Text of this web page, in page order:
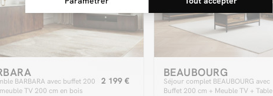
BARBARA avec buffet 200
TV 200 cm en bois
2 199 €
BEAUBOURG
Séjour complet BEAUBOURG avec
Buffet 200 cm + Meuble TV + Table